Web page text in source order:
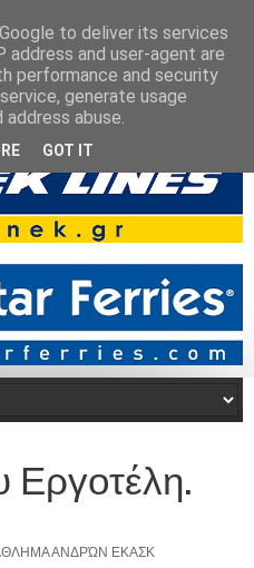
Εργοτέλη.
ΑΝΔΡΏΝ ΕΚΑΣΚ
to deliver its services
address and user-agent are
performance and security
generate usage
abuse.
GOT IT